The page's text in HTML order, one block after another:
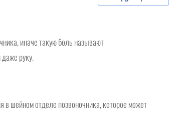
иначе такую боль называют
даже руку.
в шейном отделе позвоночника, которое может